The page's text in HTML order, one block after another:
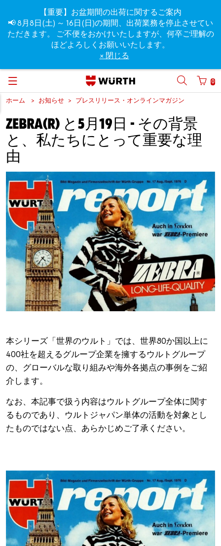
0
ホーム お知らせ プレスリリース・オンラインマガジン
ZEBRA(R) と5月19日 - その背景
と、私たちにとって重要な理
由
本シリーズ「世界のウルト」では、世界80か国以上に
400社を超えるグループ企業を擁するウルトグループ
の、グローバルな取り組みや海外各拠点の事例をご紹
介します。
なお、本記事で扱う内容はウルトグループ全体に関す
るものであり、ウルトジャパン単体の活動を対象とし
たものではない点、あらかじめご了承ください。
【重要】お盆期間の出荷に関するご案内
📢 8月8日(土) ～ 16日(日)の期間、出荷業務を停止させてい
ただきます。 ご不便をおかけいたしますが、何卒ご理解の
ほどよろしくお願いいたします。
× 閉じる